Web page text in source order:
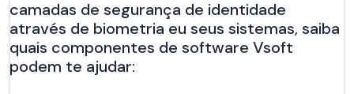
camadas de segurança de identidade
através de biometria eu seus sistemas, saiba
quais componentes de software Vsoft
podem te ajudar: